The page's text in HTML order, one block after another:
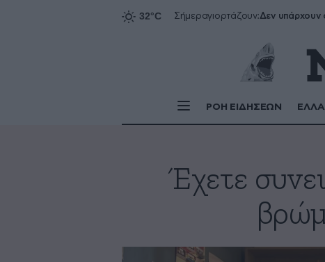
Σήμεραγιορτάζουν:Δεν υπάρχουν
ΡΟΗ ΕΙΔΗΣΕΩΝ
Έχετε